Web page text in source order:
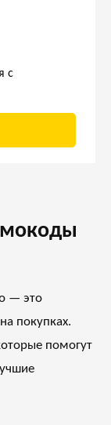
с
— это
покупках.
помогут